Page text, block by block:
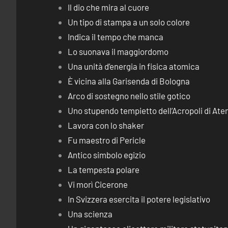
Il dio che mira al cuore
Un tipo di stampa a un solo colore
Indica il tempo che manca
Lo suonava il maggiordomo
Una unità d’energia in fisica atomica
È vicina alla Garisenda di Bologna
Arco di sostegno nello stile gotico
Uno stupendo tempietto dell’Acropoli di
Lavora con lo shaker
Fu maestro di Pericle
Antico simbolo egizio
La tempesta polare
Vi morì Cicerone
In Svizzera esercita il potere legislativo
Una scienza